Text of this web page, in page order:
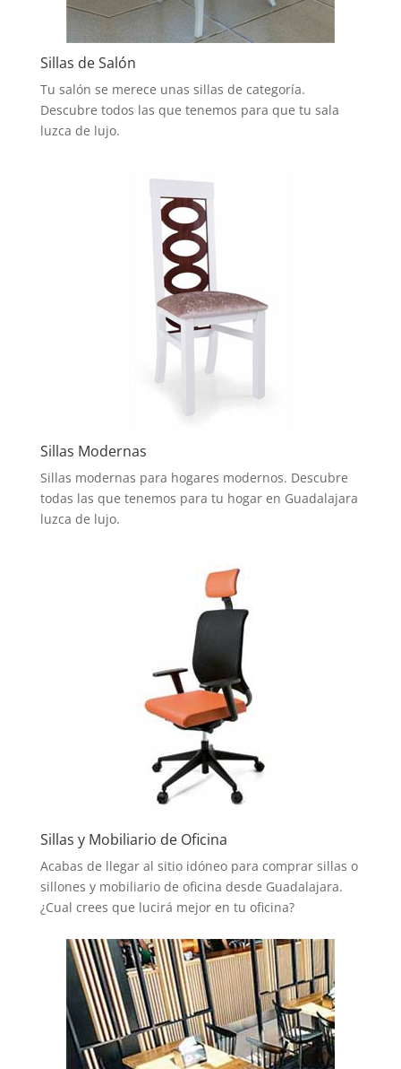
Sillas de Salón
Tu salón se merece unas sillas de categoría.
Descubre todos las que tenemos para que tu sala
luzca de lujo.
Sillas Modernas
Sillas modernas para hogares modernos. Descubre
todas las que tenemos para tu hogar en Guadalajara
luzca de lujo.
Sillas y Mobiliario de Oficina
Acabas de llegar al sitio idóneo para comprar sillas o
sillones y mobiliario de oficina desde Guadalajara.
¿Cual crees que lucirá mejor en tu oficina?